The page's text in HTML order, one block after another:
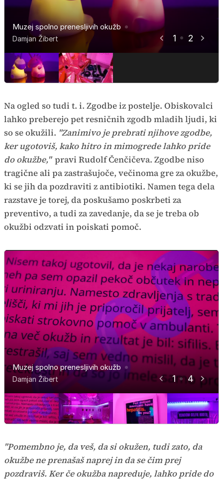
1 2
Muzej spolno prenesljivih okužb
Damjan Žibert
Muzej spolno prenesljivih okužb
Damjan Žibert
Na ogled so tudi t. i. Zgodbe iz postelje. Obiskovalci
lahko preberejo pet resničnih zgodb mladih ljudi, ki
so se okužili. "Zanimivo je prebrati njihove zgodbe,
ker ugotoviš, kako hitro in mimogrede lahko pride
do okužbe," pravi Rudolf Čenčičeva. Zgodbe niso
tragične ali pa zastrašujoče, večinoma gre za okužbe,
ki se jih da pozdraviti z antibiotiki. Namen tega dela
razstave je torej, da poskušamo poskrbeti za
preventivo, a tudi za zavedanje, da se je treba ob
okužbi odzvati in poiskati pomoč.
1 4
Muzej spolno prenesljivih okužb
Damjan Žibert
Muzej spolno prenesljivih okužb
Damjan Žibert
Muzej spolno prenesljivih okužb
Damjan Žibert
Muzej spolno prenesljivih okužb
Damjan Žibert
"Pomembno je, da veš, da si okužen, tudi zato, da
okužbe ne prenašaš naprej in da se čim prej
pozdraviš. Ker če okužba napreduje, lahko pride do